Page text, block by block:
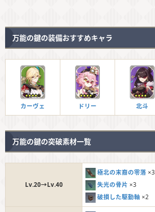
万能の鍵の装備おすすめキャラ
カーヴェ ドリー 北斗
万能の鍵の突破素材一覧
Lv.20→Lv.40
極北の末裔の零落 ×3
失光の骨片 ×3
破損した駆動軸 ×2